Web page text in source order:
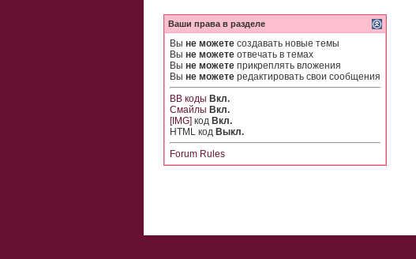
Ваши права в разделе
Вы не можете создавать новые темы
Вы не можете отвечать в темах
Вы не можете прикреплять вложения
Вы не можете редактировать свои сообщения
BB коды Вкл.
Смайлы Вкл.
[IMG] код Вкл.
HTML код Выкл.
Forum Rules